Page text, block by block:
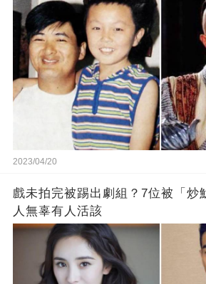
2023/04/20
戲未拍完被踢出劇組？7位被「炒
人無辜有人活該